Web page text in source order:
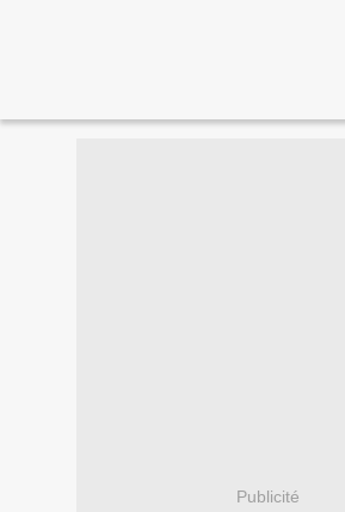
Publicité